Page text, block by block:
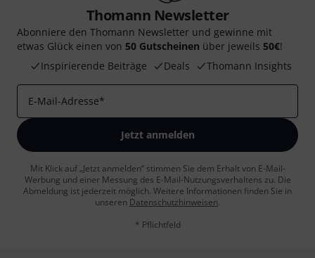
Thomann Newsletter
Abonniere den Thomann Newsletter und gewinne mit
etwas Glück einen von 50 Gutscheinen über jeweils 50€!
Inspirierende Beiträge
Deals Thomann Insights
E-Mail-Adresse*
Jetzt anmelden
Mit Klick auf „Jetzt anmelden“ stimmen Sie dem Erhalt von E-Mail-
Werbung und einer Messung des E-Mail-Nutzungsverhaltens zu. Die
Abmeldung ist jederzeit möglich. Weitere Informationen finden Sie in
unseren Datenschutzhinweisen.
* Pflichtfeld